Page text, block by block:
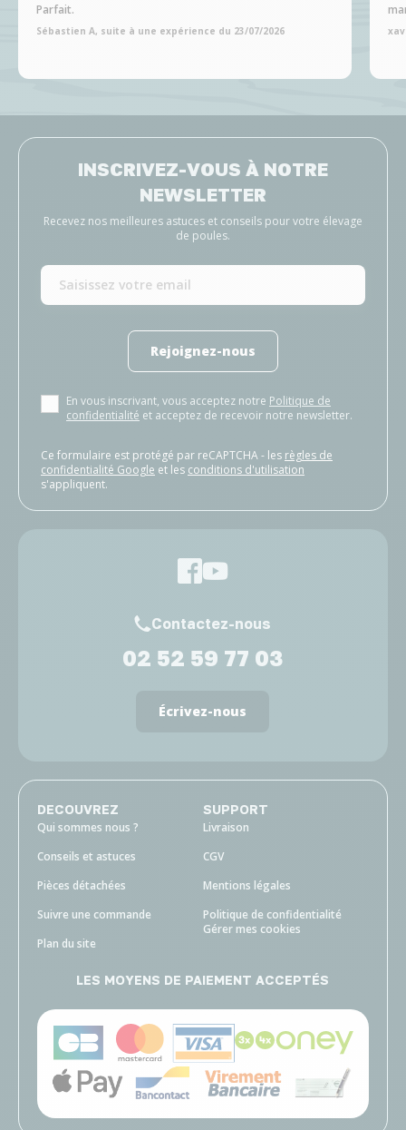
Parfait.
Sébastien A, suite à une expérience du 23/07/2026
INSCRIVEZ-VOUS À NOTRE
NEWSLETTER
Recevez nos meilleures astuces et conseils pour votre élevage
de poules.
Rejoignez-nous
En vous inscrivant, vous acceptez notre Politique de
confidentialité et acceptez de recevoir notre newsletter.
Ce formulaire est protégé par reCAPTCHA - les règles de
confidentialité Google et les conditions d'utilisation
s'appliquent.
Contactez-nous
02 52 59 77 03
Écrivez-nous
DECOUVREZ
Qui sommes nous ?
Conseils et astuces
Pièces détachées
Suivre une commande
Plan du site
SUPPORT
Livraison
CGV
Mentions légales
Politique de confidentialité
Gérer mes cookies
LES MOYENS DE PAIEMENT ACCEPTÉS